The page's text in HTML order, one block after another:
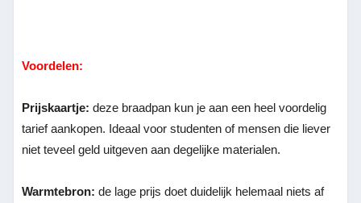
Voordelen:
Prijskaartje:deze braadpan kun je aan een heel voordelig
tarief aankopen. Ideaal voor studenten of mensen die liever
niet teveel geld uitgeven aan degelijke materialen.
Warmtebron:de lage prijs doet duidelijk helemaal niets af